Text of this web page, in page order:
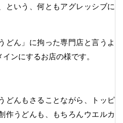
という、何ともアグレッシブに
どん」に拘った専門店と言うよ
ンにするお店の様です。
どんもさることながら、トッピ
作うどんも、もちろんウエルカ